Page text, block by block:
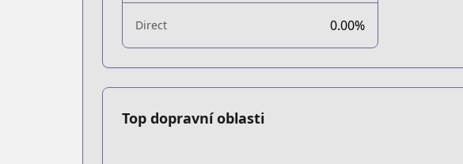
Direct 0.00%
Top dopravní oblasti